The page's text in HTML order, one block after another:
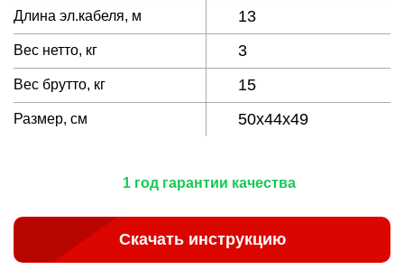
Длина эл.кабеля, м 13
Вес нетто, кг 3
Вес брутто, кг 15
Размер, см 50x44x49
1 год гарантии качества
Скачать инструкцию